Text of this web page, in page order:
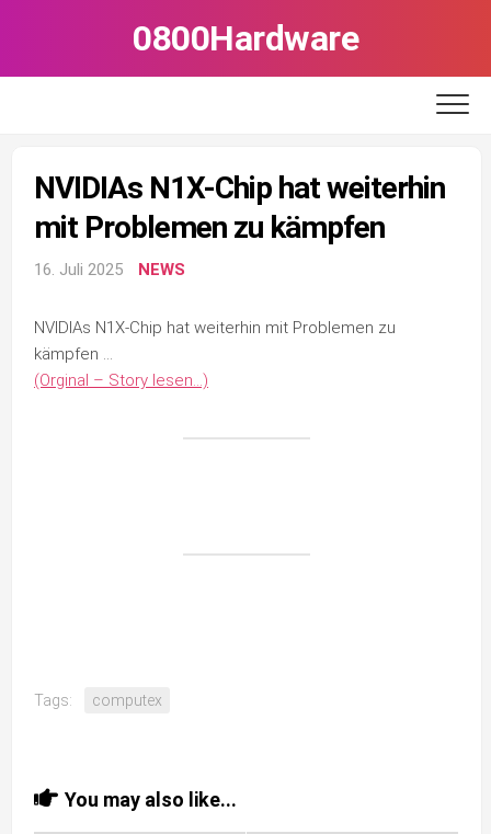
0800Hardware
NVIDIAs N1X-Chip hat weiterhin
mit Problemen zu kämpfen
16. Juli 2025 NEWS
NVIDIAs N1X-Chip hat weiterhin mit Problemen zu
kämpfen …
(Orginal – Story lesen…)
Tags: computex
You may also like...